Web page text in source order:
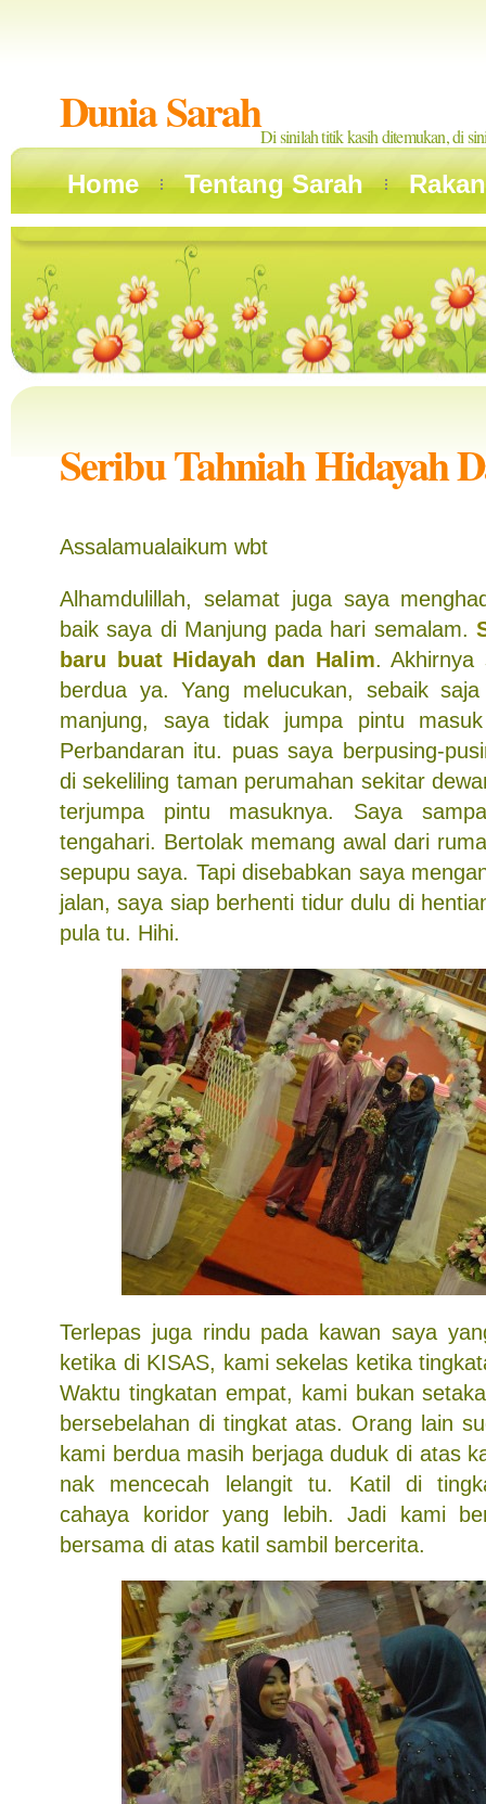
Dunia SarahDi sinilah titik kasih ditemukan, di
Home Tentang Sarah
Seribu Tahniah Hidayah
Assalamualaikum wbt
Alhamdulillah, selamat juga saya
baik saya di Manjung pada hari semalam.
baru buat Hidayah dan Halim. Akhirnya
berdua ya. Yang melucukan, sebaik
manjung, saya tidak jumpa pintu
Perbandaran itu. puas saya berpusing-
di sekeliling taman perumahan sekitar
terjumpa pintu masuknya. Saya
tengahari. Bertolak memang awal dari
sepupu saya. Tapi disebabkan saya
jalan, saya siap berhenti tidur dulu di
pula tu. Hihi.
Terlepas juga rindu pada kawan saya
ketika di KISAS, kami sekelas ketika
Waktu tingkatan empat, kami bukan
bersebelahan di tingkat atas. Orang lain
kami berdua masih berjaga duduk di atas
nak mencecah lelangit tu. Katil di
cahaya koridor yang lebih. Jadi kami
bersama di atas katil sambil bercerita.